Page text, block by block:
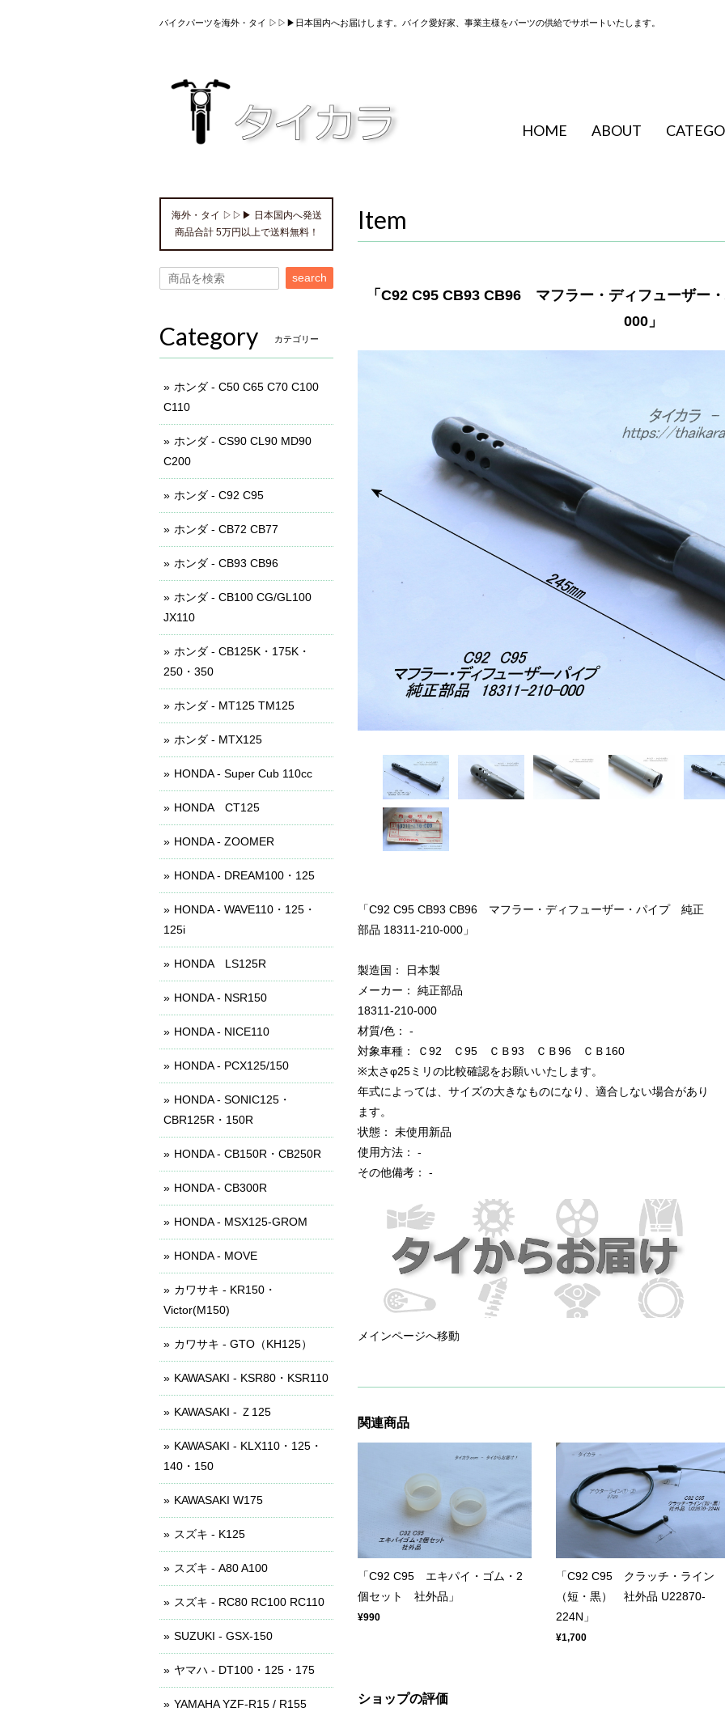
バイクパーツを海外・タイ ▷▷▶日本国内へお届けします。バイク愛好家、事業主様をパーツの供給でサポートいたします。
HOME ABOUT
Item
「C92 C95 CB93 CB96 マフラー・ディフューザー
000」
「C92 C95 CB93 CB96 マフラー・ディフューザー・パイプ 純正
部品 18311-210-000」
製造国： 日本製
メーカー： 純正部品
18311-210-000
材質/色： -
対象車種： Ｃ92 Ｃ95 ＣＢ93 ＣＢ96 ＣＢ160
※太さφ25ミリの比較確認をお願いいたします。
年式によっては、サイズの大きなものになり、適合しない場合があり
ます。
状態： 未使用新品
使用方法： -
その他備考： -
メインページへ移動
関連商品
「C92 C95 エキパイ・ゴム・2
個セット 社外品」
¥990
「C92 C95 クラッチ・ライン
（短・黒） 社外品 U22870-
224N」
¥1,700
ショップの評価
海外・タイ ▷▷▶ 日本国内へ発送
商品合計 5万円以上で送料無料！
search
Category カテゴリー
ホンダ - C50 C65 C70 C100
C110
ホンダ - CS90 CL90 MD90
C200
ホンダ - C92 C95
ホンダ - CB72 CB77
ホンダ - CB93 CB96
ホンダ - CB100 CG/GL100
JX110
ホンダ - CB125K・175K・
250・350
ホンダ - MT125 TM125
ホンダ - MTX125
HONDA - Super Cub 110cc
HONDA CT125
HONDA - ZOOMER
HONDA - DREAM100・125
HONDA - WAVE110・125・
125i
HONDA LS125R
HONDA - NSR150
HONDA - NICE110
HONDA - PCX125/150
HONDA - SONIC125・
CBR125R・150R
HONDA - CB150R・CB250R
HONDA - CB300R
HONDA - MSX125-GROM
HONDA - MOVE
カワサキ - KR150・
Victor(M150)
カワサキ - GTO（KH125）
KAWASAKI - KSR80・KSR110
KAWASAKI - Ｚ125
KAWASAKI - KLX110・125・
140・150
KAWASAKI W175
スズキ - K125
スズキ - A80 A100
スズキ - RC80 RC100 RC110
SUZUKI - GSX-150
ヤマハ - DT100・125・175
YAMAHA YZF-R15 / R155